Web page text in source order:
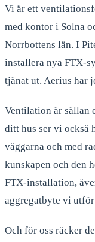
Vi är ett
med kontor i Solna
Norrbottens län. I
installera nya FTX-
tjänat ut. Aerius har
Ventilation är sällan
ditt hus ser vi också
väggarna och med
kunskapen och den
FTX-installation,
aggregatbyte vi
Och för oss räcker